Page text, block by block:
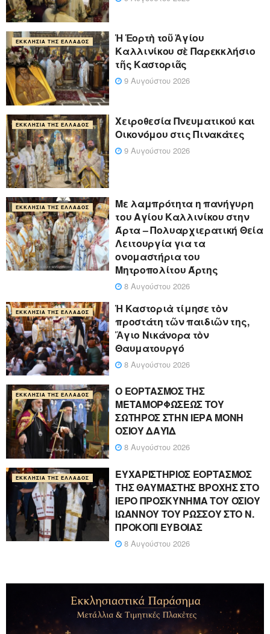
ΕΚΚΛΗΣΊΑ ΤΗΣ ΕΛΛΆΔΟΣ
Ἡ Ἑορτὴ τοῦ Ἁγίου
Καλλινίκου σὲ Παρεκκλήσιο
τῆς Καστοριᾶς
9 Αυγούστου 2026
ΕΚΚΛΗΣΊΑ ΤΗΣ ΕΛΛΆΔΟΣ
Χειροθεσία Πνευματικού και
Οικονόμου στις Πινακάτες
9 Αυγούστου 2026
ΕΚΚΛΗΣΊΑ ΤΗΣ ΕΛΛΆΔΟΣ
Με λαμπρότητα η πανήγυρη
του Αγίου Καλλινίκου στην
Άρτα – Πολυαρχιερατική Θεία
Λειτουργία για τα
ονομαστήρια του
Μητροπολίτου Άρτης
8 Αυγούστου 2026
ΕΚΚΛΗΣΊΑ ΤΗΣ ΕΛΛΆΔΟΣ
Ἡ Καστοριὰ τίμησε τὸν
προστάτη τῶν παιδιῶν της,
Ἅγιο Νικάνορα τὸν
Θαυματουργό
8 Αυγούστου 2026
ΕΚΚΛΗΣΊΑ ΤΗΣ ΕΛΛΆΔΟΣ
Ο ΕΟΡΤΑΣΜΟΣ ΤΗΣ
ΜΕΤΑΜΟΡΦΩΣΕΩΣ ΤΟΥ
ΣΩΤΗΡΟΣ ΣΤΗΝ ΙΕΡΑ ΜΟΝΗ
ΟΣΙΟΥ ΔΑΥΪΔ
8 Αυγούστου 2026
ΕΚΚΛΗΣΊΑ ΤΗΣ ΕΛΛΆΔΟΣ
ΕΥΧΑΡΙΣΤΗΡΙΟΣ ΕΟΡΤΑΣΜΟΣ
ΤΗΣ ΘΑΥΜΑΣΤΗΣ ΒΡΟΧΗΣ ΣΤΟ
ΙΕΡΟ ΠΡΟΣΚΥΝΗΜΑ ΤΟΥ ΟΣΙΟΥ
ΙΩΑΝΝΟΥ ΤΟΥ ΡΩΣΣΟΥ ΣΤΟ Ν.
ΠΡΟΚΟΠΙ ΕΥΒΟΙΑΣ
8 Αυγούστου 2026